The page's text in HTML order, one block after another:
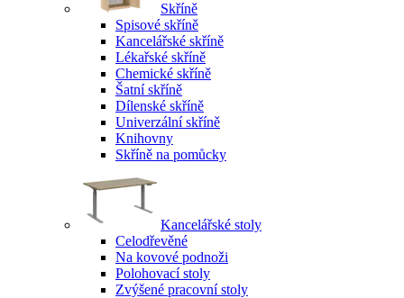
Skříně
Spisové skříně
Kancelářské skříně
Lékařské skříně
Chemické skříně
Šatní skříně
Dílenské skříně
Univerzální skříně
Knihovny
Skříně na pomůcky
Kancelářské stoly
Celodřevěné
Na kovové podnoži
Polohovací stoly
Zvýšené pracovní stoly